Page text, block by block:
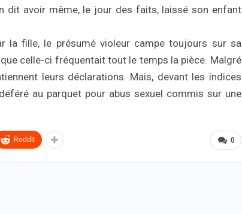
dit avoir même, le jour des faits, laissé son enfant
la fille, le présumé violeur campe toujours sur sa
celle-ci fréquentait tout le temps la pièce. Malgré
leurs déclarations. Mais, devant les indices
au parquet pour abus sexuel commis sur une
0
ReddIt